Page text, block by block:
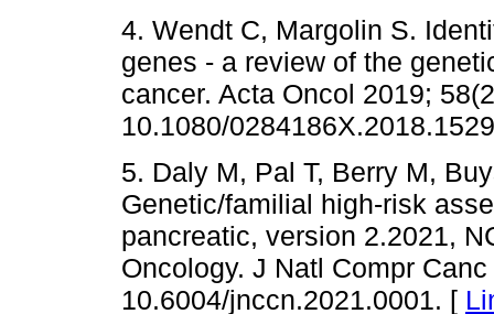
4. Wendt C, Margolin S.
genes - a review of the
cancer. Acta Oncol 2019;
10.1080/
5. Daly M, Pal T, Berry M,
Genetic/familial high-risk
pancreatic, version 2.2021,
Oncology. J Natl Compr
10.6004/jnccn.2021.0001. [